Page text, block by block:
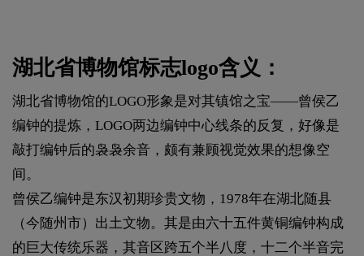
湖北省博物馆标志logo含义：
湖北省博物馆的LOGO形象是对其镇馆之宝——曾侯乙
编钟的提炼，LOGO两边编钟中心线条的反复，好像是
敲打编钟后的袅袅余音，颇有兼顾视觉效果的想像空
间。
曾侯乙编钟是东汉初期珍贵文物，1978年在湖北随县
（今随州市）出土文物。其是由六十五件黄铜编钟构成
的巨大传统乐器，其音区跨五个半八度，十二个半音完